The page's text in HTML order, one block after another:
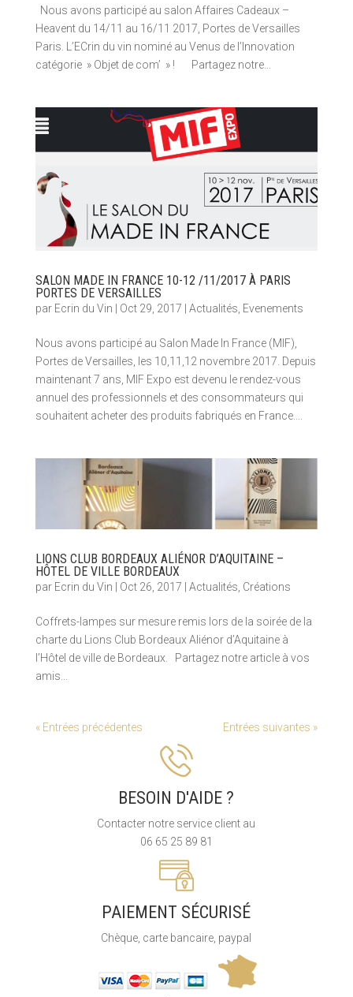
Nous avons participé au salon Affaires Cadeaux –
Heavent du 14/11 au 16/11 2017, Portes de Versailles
Paris. L’ECrin du vin nominé au Venus de l’Innovation
catégorie » Objet de com’ » ! Partagez notre...
SALON MADE IN FRANCE 10-12 /11/2017 À PARIS
PORTES DE VERSAILLES
par Ecrin du Vin Oct 29, 2017 Actualités, Evenements
Nous avons participé au Salon Made In France (MIF),
Portes de Versailles, les 10,11,12 novembre 2017. Depuis
maintenant 7 ans, MIF Expo est devenu le rendez-vous
annuel des professionnels et des consommateurs qui
souhaitent acheter des produits fabriqués en France....
LIONS CLUB BORDEAUX ALIÉNOR D’AQUITAINE –
HÔTEL DE VILLE BORDEAUX
par Ecrin du Vin Oct 26, 2017 Actualités Créations
Coffrets-lampes sur mesure remis lors de la soirée de la
charte du Lions Club Bordeaux Aliénor d’Aquitaine à
l’Hôtel de ville de Bordeaux. Partagez notre article à vos
amis...
« Entrées précédentes Entrées suivantes »
BESOIN D'AIDE ?
Contacter notre service client au
06 65 25 89 81
PAIEMENT SÉCURISÉ
Chèque, carte bancaire, paypal